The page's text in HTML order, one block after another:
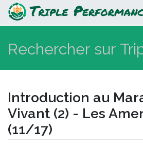
Introduction au
Vivant (2) - Les
(11/17)
Introduction au
Vivant (2) - Les
(11/17)